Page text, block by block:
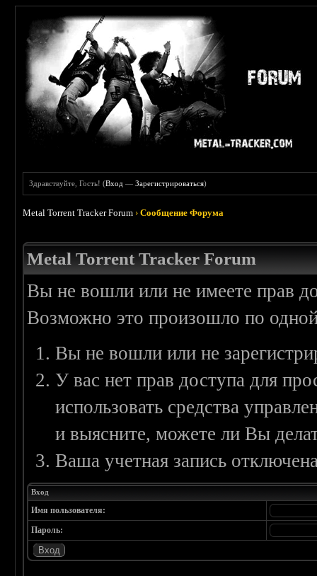
Здравствуйте, Гость! (Вход —Зарегистрироваться)
Metal Torrent Tracker Forum ›Сообщение Форума
Metal Torrent Tracker Forum
Вы не вошли или не имеете прав
Возможно это произошло по
Вы не вошли или не
У вас нет прав доступа для
использовать средства
и выясните, можете ли Вы
Ваша учетная запись
Вход
Имя пользователя:
Пароль: